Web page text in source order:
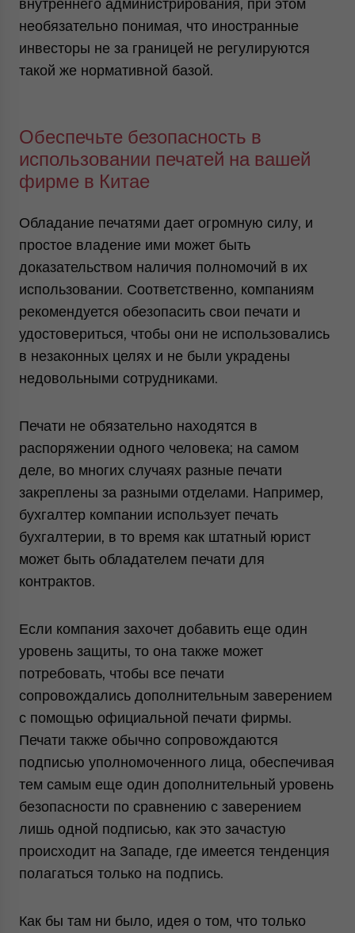
внутреннего администрирования, при этом
необязательно понимая, что иностранные
инвесторы не за границей не регулируются
такой же нормативной базой.
Обеспечьте безопасность в
использовании печатей на вашей
фирме в Китае
Обладание печатями дает огромную силу, и
простое владение ими может быть
доказательством наличия полномочий в их
использовании. Соответственно, компаниям
рекомендуется обезопасить свои печати и
удостовериться, чтобы они не использовались
в незаконных целях и не были украдены
недовольными сотрудниками.
Печати не обязательно находятся в
распоряжении одного человека; на самом
деле, во многих случаях разные печати
закреплены за разными отделами. Например,
бухгалтер компании использует печать
бухгалтерии, в то время как штатный юрист
может быть обладателем печати для
контрактов.
Если компания захочет добавить еще один
уровень защиты, то она также может
потребовать, чтобы все печати
сопровождались дополнительным заверением
с помощью официальной печати фирмы.
Печати также обычно сопровождаются
подписью уполномоченного лица, обеспечивая
тем самым еще один дополнительный уровень
безопасности по сравнению с заверением
лишь одной подписью, как это зачастую
происходит на Западе, где имеется тенденция
полагаться только на подпись.
Как бы там ни было, идея о том, что только